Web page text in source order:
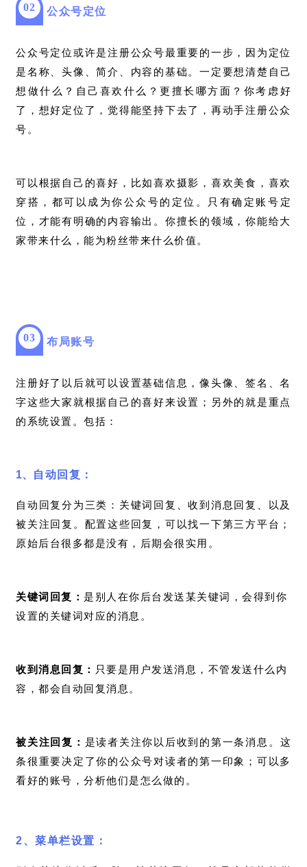
02 公众号定位
公众号定位或许是注册公众号最重要的一步，因为定位
是名称、头像、简介、内容的基础。一定要想清楚自己
想做什么？ 自己喜欢什么？更擅长哪方面？ 你考虑好
了，想好定位了，觉得能坚持下去了，再动手注册公众
号。
可以根据自己的喜好，比如喜欢摄影，喜欢美食，喜欢
穿搭，都可以成为你公众号的定位。只有确定账号定
位，才能有明确的内容输出。你擅长的领域，你能给大
家带来什么，能为粉丝带来什么价值。
03 布局账号
注册好了以后就可以设置基础信息，像头像、签名、名
字这些大家就根据自己的喜好来设置；另外的就是重点
的系统设置 。 包括：
1、 自动回复 ：
自动回复分为三类：关键词回复、收到消息回复、以及
被关注回复。配置这些回复，可以找一下第三方平台；
原始后台很多都是没有，后期会很实用。
关键词回复： 是别人在你后台发送某关键词，会得到你
设置的关键词对应的消息。
收到消息回复： 只要是用户发送消息，不管发送什么内
容，都会自动回复消息。
被关注回复： 是读者关注你以后收到的第一条消息。这
条很重要决定了你的公众号对读者的第一印象；可以多
看好的账号，分析他们是怎么做的。
2、 菜单栏设置：